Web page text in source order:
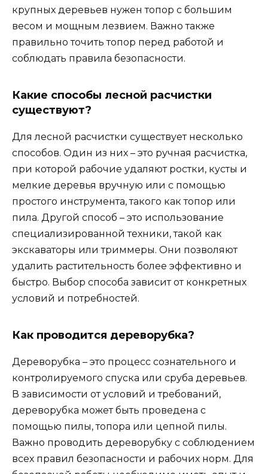
крупных деревьев нужен топор с большим
весом и мощным лезвием. Важно также
правильно точить топор перед работой и
соблюдать правила безопасности.
Какие способы лесной расчистки
существуют?
Для лесной расчистки существует несколько
способов. Один из них – это ручная расчистка,
при которой рабочие удаляют ростки, кусты и
мелкие деревья вручную или с помощью
простого инструмента, такого как топор или
пила. Другой способ – это использование
специализированной техники, такой как
экскаваторы или триммеры. Они позволяют
удалить растительность более эффективно и
быстро. Выбор способа зависит от конкретных
условий и потребностей.
Как проводится дереворубка?
Дереворубка – это процесс сознательного и
контролируемого спуска или сруба деревьев.
В зависимости от условий и требований,
дереворубка может быть проведена с
помощью пилы, топора или цепной пилы.
Важно проводить дереворубку с соблюдением
всех правил безопасности и рабочих норм. Для